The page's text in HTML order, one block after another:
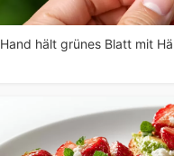
Hand hält grünes Blatt mit